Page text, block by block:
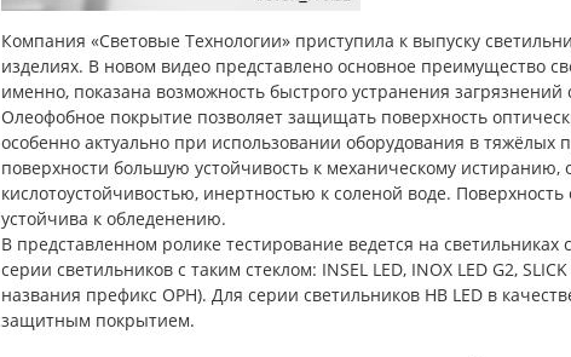
Компания «Световые Технологии» приступила к выпуску
изделиях. В новом видео представлено основное преимущество
именно, показана возможность быстрого устранения
Олеофобное покрытие позволяет защищать поверхность
особенно актуально при использовании оборудования в
поверхности большую устойчивость к механическому
кислотоустойчивостью, инертностью к соленой воде.
устойчива к обледенению.
В представленном ролике тестирование ведется на
серии светильников с таким стеклом: INSEL LED, INOX LED G2,
названия префикс OPH). Для серии светильников HB LED в
защитным покрытием.